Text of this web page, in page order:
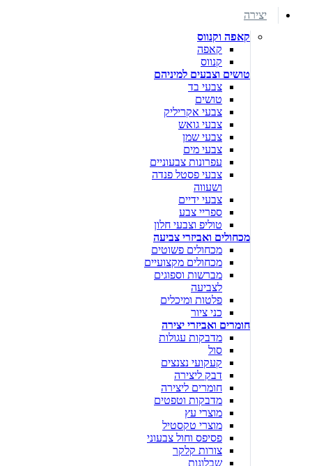
יצירה
קאפה וקנווס
קאפה
קנווס
טושים וצבעים למיניהם
צבעי בד
טושים
צבעי אקריליק
צבעי גואש
צבעי שמן
צבעי מים
עפרונות צבעוניים
צבעי פסטל פנדה
ושעווה
צבעי ידיים
ספריי צבע
טוליפ וצבעי חלון
מכחולים ואביזרי צביעה
מכחולים פשוטים
מכחולים מקצועיים
מברשות וספוגים
לצביעה
פלטות ומיכלים
כני ציור
חומרים ואביזרי יצירה
מדבקות עגולות
סול
קעקועי נצנצים
דבק ליצירה
חומרים ליצירה
מדבקות וטפטים
מוצרי עץ
מוצרי טקסטיל
פסיפס וחול צבעוני
צורות קלקר
שבלונות